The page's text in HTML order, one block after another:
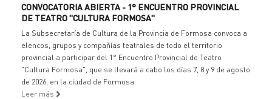
CONVOCATORIA ABIERTA - 1° ENCUENTRO PROVINCIAL
DE TEATRO "CULTURA FORMOSA"
La Subsecretaría de Cultura de la Provincia de Formosa convoca a
elencos, grupos y compañías teatrales de todo el territorio
provincial a participar del 1° Encuentro Provincial de Teatro
"Cultura Formosa", que se llevará a cabo los días 7, 8 y 9 de agosto
de 2026, en la ciudad de Formosa.
Leer más